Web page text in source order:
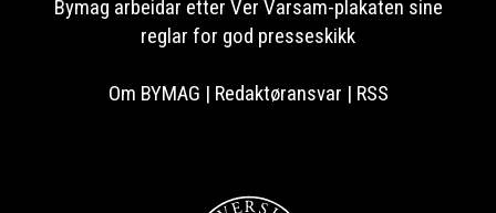
Bymag arbeidar etter Ver Varsam-plakaten sine
reglar for god presseskikk
Om BYMAG | Redaktøransvar | RSS